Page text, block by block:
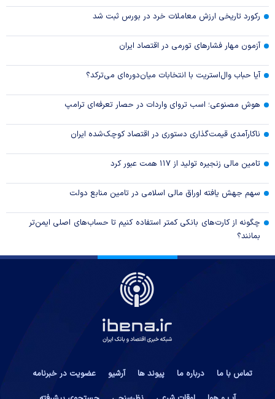
رکورد تاریخی ارزش معاملات خرد در بورس ثبت شد
آزمون مهار فشار‌های تورمی در اقتصاد ایران
آیا حباب وال‌استریت با انتخابات میان‌دوره‌ای می‌ترکد؟
هوش مصنوعی؛ اسب تروای واردات در حصار تعرفه‌ای ترامپ
ناکارآمدی قیمت‌گذاری دستوری در اقتصاد کوچک‌شده ایران
تامین مالی زنجیره تولید از ۱۱۷ همت عبور کرد
سهم جهش یافته اوراق مالی اسلامی در تامین منابع دولت
چگونه از کارت‌های بانکی کمتر استفاده کنیم تا حساب‌های اصلی ایمن‌تر
بمانند؟
تماس با ما درباره ما پیوند ها آرشیو
عضویت در خبرنامه